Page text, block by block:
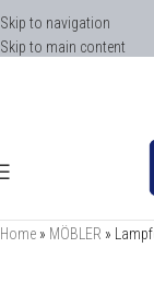
Skip to navigation
Skip to main content
Home » MÖBLER »